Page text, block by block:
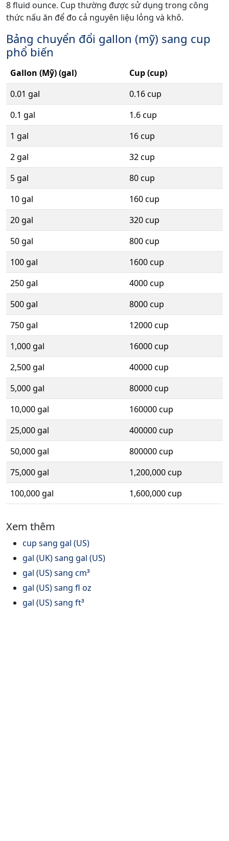
8 fluid ounce. Cup thường được sử dụng trong công
thức nấu ăn để đo cả nguyên liệu lỏng và khô.
Bảng chuyển đổi gallon (mỹ) sang cup
phổ biến
Gallon (Mỹ) (gal)
Cup (cup)
0.01 gal
0.16 cup
0.1 gal
1.6 cup
1 gal
16 cup
2 gal
32 cup
5 gal
80 cup
10 gal
160 cup
20 gal
320 cup
50 gal
800 cup
100 gal
1600 cup
250 gal
4000 cup
500 gal
8000 cup
750 gal
12000 cup
1,000 gal
16000 cup
2,500 gal
40000 cup
5,000 gal
80000 cup
10,000 gal
160000 cup
25,000 gal
400000 cup
50,000 gal
800000 cup
75,000 gal
1,200,000 cup
100,000 gal
1,600,000 cup
Xem thêm
cup sang gal (US)
gal (UK) sang gal (US)
gal (US) sang cm³
gal (US) sang fl oz
gal (US) sang ft³